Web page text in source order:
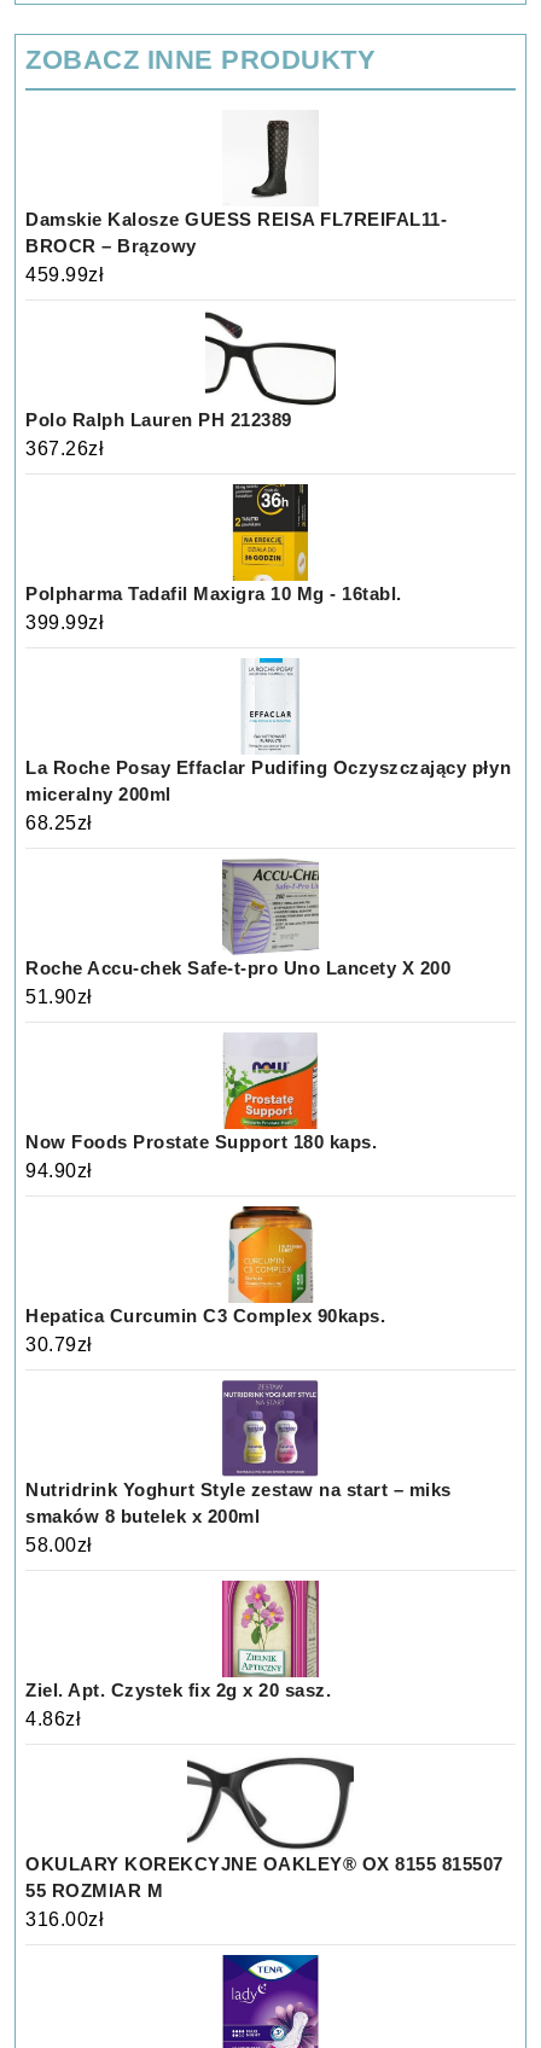
ZOBACZ INNE PRODUKTY
Damskie Kalosze GUESS REISA FL7REIFAL11-
BROCR – Brązowy
459.99zł
Polo Ralph Lauren PH 212389
367.26zł
Polpharma Tadafil Maxigra 10 Mg - 16tabl.
399.99zł
La Roche Posay Effaclar Pudifing Oczyszczający płyn
miceralny 200ml
68.25zł
Roche Accu-chek Safe-t-pro Uno Lancety X 200
51.90zł
Now Foods Prostate Support 180 kaps.
94.90zł
Hepatica Curcumin C3 Complex 90kaps.
30.79zł
Nutridrink Yoghurt Style zestaw na start – miks
smaków 8 butelek x 200ml
58.00zł
Ziel. Apt. Czystek fix 2g x 20 sasz.
4.86zł
OKULARY KOREKCYJNE OAKLEY® OX 8155 815507
55 ROZMIAR M
316.00zł